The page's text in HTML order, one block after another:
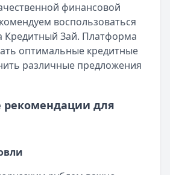
финансовой
воспользоваться
Кредитный Зай. Платформа
оптимальные кредитные
различные предложения
рекомендации для